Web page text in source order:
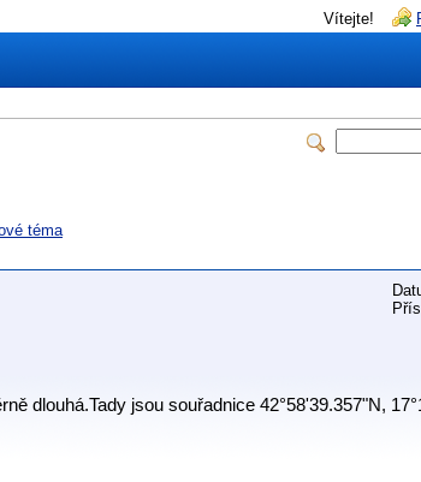
Vítejte!
téma
dlouhá.Tady jsou souřadnice 42°58'39.357"N,